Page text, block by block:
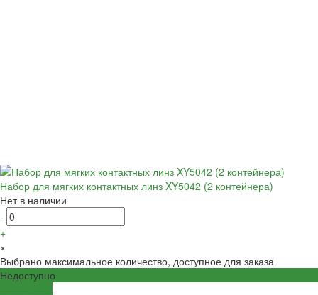
Набор для мягких контактных линз XY5042 (2 контейнера)
Нет в наличии
-
+
×
Выбрано максимальное количество, доступное для заказа
Недоступно